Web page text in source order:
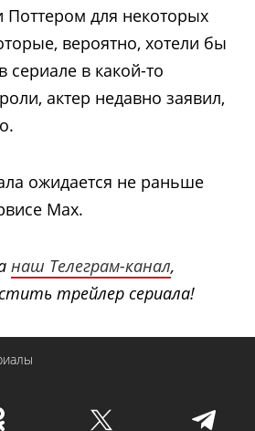
Поттером для некоторых
вероятно, хотели бы
сериале в какой-то
актер недавно заявил,
ожидается не раньше
Max.
наш Телеграм-канал,
трейлер сериала!